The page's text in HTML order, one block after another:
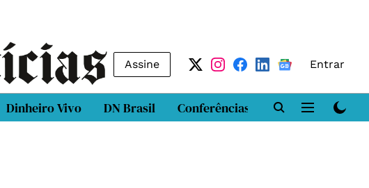
Assine Entrar
Dinheiro Vivo DN Brasil Conferências DN LAB